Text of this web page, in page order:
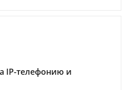
IP-телефонию и